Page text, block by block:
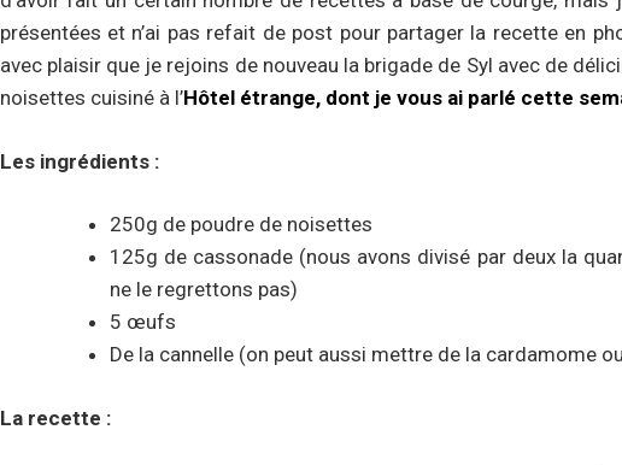
présentées et n’ai pas refait de post pour partager la recette en
avec plaisir que je rejoins de nouveau la brigade de Syl avec de
noisettes cuisiné à l’Hôtel étrange, dont je vous ai parlé cette
Les ingrédients :
250g de poudre de noisettes
125g de cassonade (nous avons divisé par deux la
ne le regrettons pas)
5 œufs
De la cannelle (on peut aussi mettre de la cardamome
La recette :